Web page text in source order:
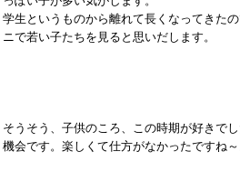
学生というものから離れて長くなってきた
ニで若い子たちを見ると思いだします。
そうそう、子供のころ、この時期が好きで
機会です。楽しくて仕方がなかったですね～